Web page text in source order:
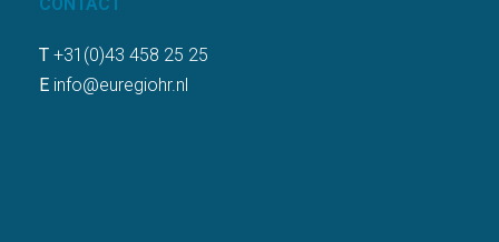
CONTACT
T +31(0)43 458 25 25
E info@euregiohr.nl